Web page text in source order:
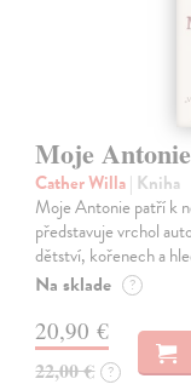
Moje Antonie
Cather Willa| Kniha
Moje Antonie patří k
představuje vrchol
dětství, kořenech a
Na sklade ?
20,90 €
22,00 € ?